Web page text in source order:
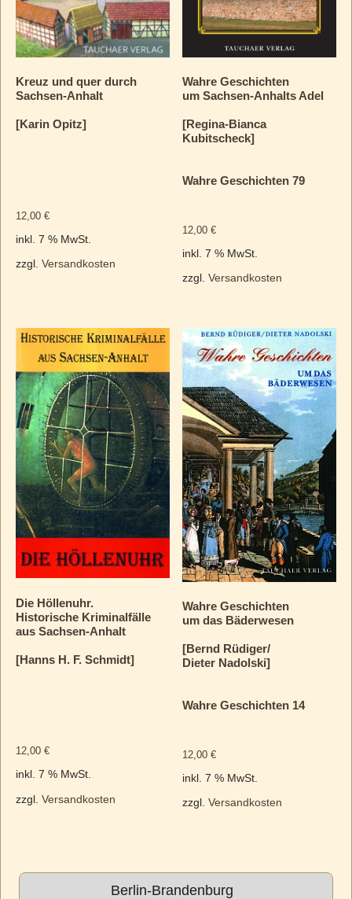
Kreuz und quer durch
Sachsen-Anhalt
[Karin Opitz]
12,00 €
inkl. 7 % MwSt.
zzgl. Versandkosten
Wahre Geschichten
um Sachsen-Anhalts Adel
[Regina-Bianca
Kubitscheck]
Wahre Geschichten 79
12,00€
inkl. 7 % MwSt.
zzgl.Versandkosten
Die Höllenuhr.
Historische Kriminalfälle
aus Sachsen-Anhalt
[Hanns H. F. Schmidt]
12,00 €
inkl. 7 % MwSt.
zzgl. Versandkosten
Wahre Geschichten
um das Bäderwesen
[Bernd Rüdiger/
Dieter Nadolski]
Wahre Geschichten 14
12,00€
inkl. 7 % MwSt.
zzgl.Versandkosten
Berlin-Brandenburg